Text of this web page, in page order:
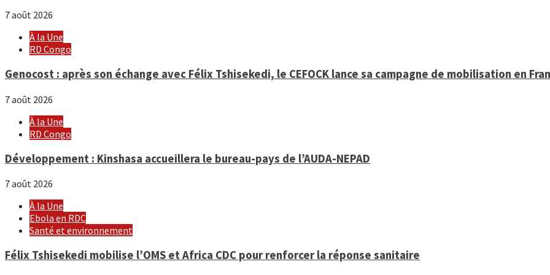
7 août 2026
À la Une
RD Congo
Genocost : après son échange avec Félix Tshisekedi, le CEFOCK lance sa campagne de mobilisation en
7 août 2026
À la Une
RD Congo
Développement : Kinshasa accueillera le bureau-pays de l’AUDA-NEPAD
7 août 2026
À la Une
Ebola en RDC
Santé et environnement
Félix Tshisekedi mobilise l’OMS et Africa CDC pour renforcer la réponse sanitaire